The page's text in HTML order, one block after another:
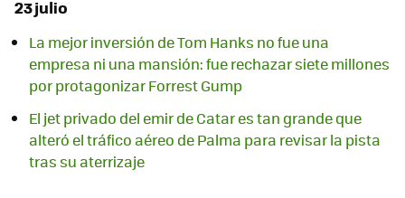
23 julio
La mejor inversión de Tom Hanks no fue una
empresa ni una mansión: fue rechazar siete millones
por protagonizar Forrest Gump
El jet privado del emir de Catar es tan grande que
alteró el tráfico aéreo de Palma para revisar la pista
tras su aterrizaje